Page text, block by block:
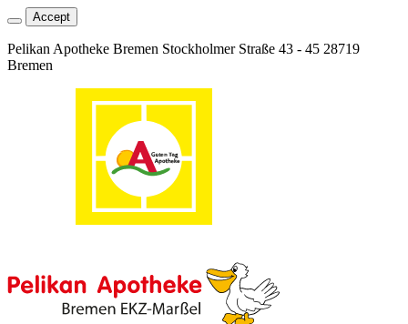
Accept
Pelikan Apotheke Bremen Stockholmer Straße 43 - 45 28719
Bremen